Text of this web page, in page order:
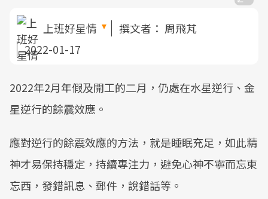
上班好星情 撰文者： 周飛芃
2022-01-17
2022年2月年假及開工的二月，仍處在水星逆行、金
星逆行的餘震效應。
應對逆行的餘震效應的方法，就是睡眠充足，如此精
神才易保持穩定，持續專注力，避免心神不寧而忘東
忘西，發錯訊息、郵件，說錯話等。